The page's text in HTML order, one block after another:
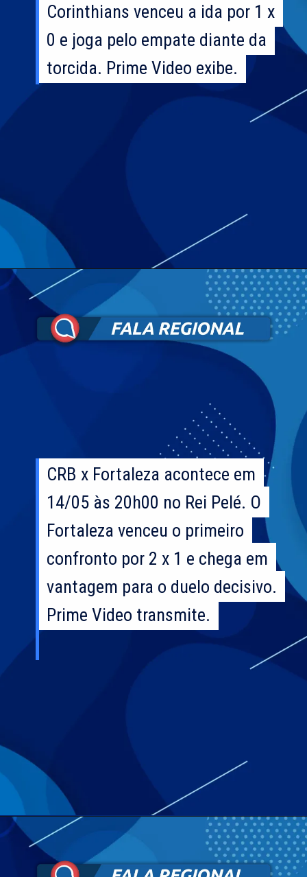
Corinthians venceu a ida por 1 x
0 e joga pelo empate diante da
torcida. Prime Video exibe.
Corinthians venceu a ida por 1 x
0 e joga pelo empate diante da
torcida. Prime Video exibe.
CRB x Fortaleza acontece em
14/05 às 20h00 no Rei Pelé. O
Fortaleza venceu o primeiro
confronto por 2 x 1 e chega em
vantagem para o duelo decisivo.
Prime Video transmite.
CRB x Fortaleza acontece em
14/05 às 20h00 no Rei Pelé. O
Fortaleza venceu o primeiro
confronto por 2 x 1 e chega em
vantagem para o duelo decisivo.
Prime Video transmite.